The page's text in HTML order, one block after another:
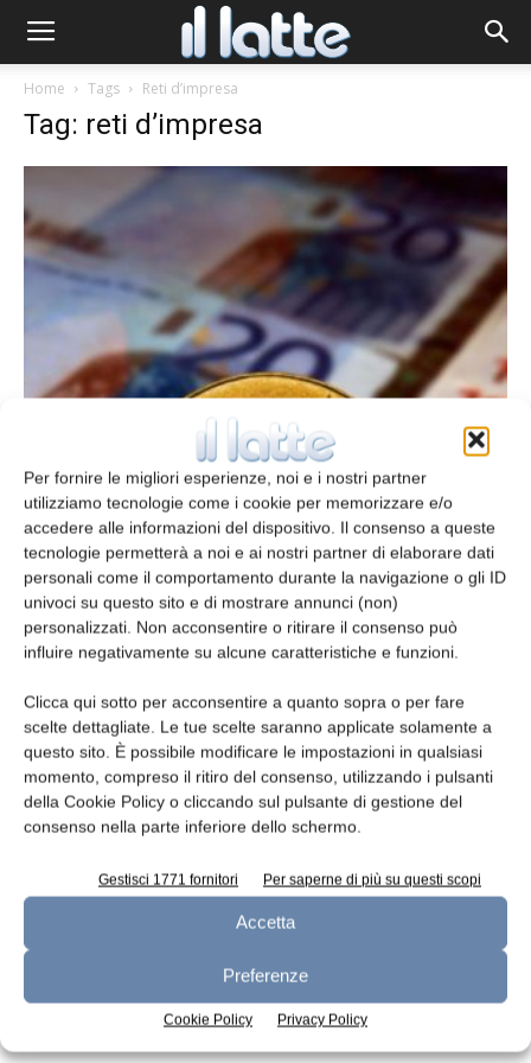
Per fornire le migliori esperienze, noi e i nostri partner
utilizziamo tecnologie come i cookie per memorizzare e/o
accedere alle informazioni del dispositivo. Il consenso a queste
tecnologie permetterà a noi e ai nostri partner di elaborare dati
personali come il comportamento durante la navigazione o gli ID
univoci su questo sito e di mostrare annunci (non)
personalizzati. Non acconsentire o ritirare il consenso può
influire negativamente su alcune caratteristiche e funzioni.
Clicca qui sotto per acconsentire a quanto sopra o per fare
scelte dettagliate. Le tue scelte saranno applicate solamente a
questo sito. È possibile modificare le impostazioni in qualsiasi
momento, compreso il ritiro del consenso, utilizzando i pulsanti
della Cookie Policy o cliccando sul pulsante di gestione del
consenso nella parte inferiore dello schermo.
Gestisci 1771 fornitori Per saperne di più su questi scopi
Accetta
Preferenze
Cookie Policy Privacy Policy
Home Tags Reti d’impresa
Tag: reti d’impresa
Presto aperte le domande di credito per
investimenti delle reti d’impresa
redazione 12 Febbraio 2016
Leggi la rivista
n.7 - Luglio 2026 n.6 - Giugno 2026